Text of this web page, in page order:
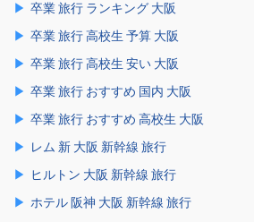
卒業 旅行 ランキング 大阪
卒業 旅行 高校生 予算 大阪
卒業 旅行 高校生 安い 大阪
卒業 旅行 おすすめ 国内 大阪
卒業 旅行 おすすめ 高校生 大阪
レム 新 大阪 新幹線 旅行
ヒルトン 大阪 新幹線 旅行
ホテル 阪神 大阪 新幹線 旅行